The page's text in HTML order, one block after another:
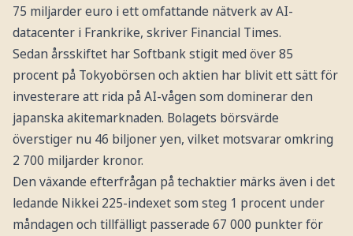
75 miljarder euro i ett omfattande nätverk av AI-
datacenter i Frankrike, skriver Financial Times.
Sedan årsskiftet har Softbank stigit med över 85
procent på Tokyobörsen och aktien har blivit ett sätt för
investerare att rida på AI-vågen som dominerar den
japanska akitemarknaden. Bolagets börsvärde
överstiger nu 46 biljoner yen, vilket motsvarar omkring
2 700 miljarder kronor.
Den växande efterfrågan på techaktier märks även i det
ledande Nikkei 225-indexet som steg 1 procent under
måndagen och tillfälligt passerade 67 000 punkter för